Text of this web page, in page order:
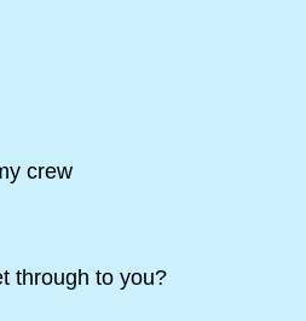
crew
through to you?